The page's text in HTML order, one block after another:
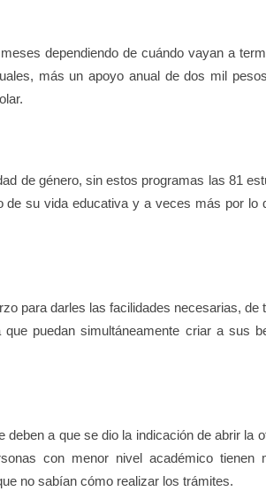
dependiendo de cuándo vayan a
más un apoyo anual de dos mil
de género, sin estos programas las 81
de su vida educativa y a veces más por lo
para darles las facilidades necesarias, de
puedan simultáneamente criar a sus
a que se dio la indicación de abrir la
con menor nivel académico tienen
no sabían cómo realizar los trámites.